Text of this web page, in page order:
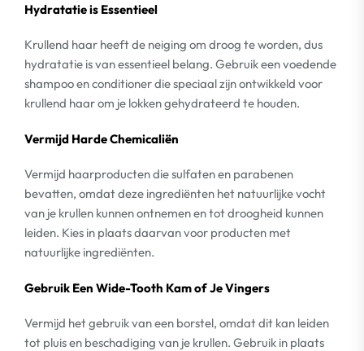
Hydratatie is Essentieel
Krullend haar heeft de neiging om droog te worden, dus
hydratatie is van essentieel belang. Gebruik een voedende
shampoo en conditioner die speciaal zijn ontwikkeld voor
krullend haar om je lokken gehydrateerd te houden.
Vermijd Harde Chemicaliën
Vermijd haarproducten die sulfaten en parabenen
bevatten, omdat deze ingrediënten het natuurlijke vocht
van je krullen kunnen ontnemen en tot droogheid kunnen
leiden. Kies in plaats daarvan voor producten met
natuurlijke ingrediënten.
Gebruik Een Wide-Tooth Kam of Je Vingers
Vermijd het gebruik van een borstel, omdat dit kan leiden
tot pluis en beschadiging van je krullen. Gebruik in plaats